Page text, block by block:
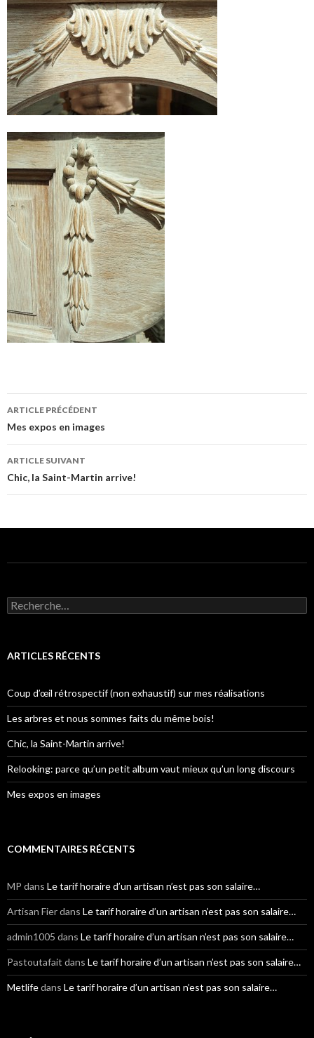
Navigation
de
l’article
ARTICLE PRÉCÉDENT
Mes expos en images
ARTICLE SUIVANT
Chic, la Saint-Martin arrive!
R
e
e
h
e
r
:
ARTICLES RÉCENTS
Coup d’œil rétrospectif (non exhaustif) sur mes réalisations
Les arbres et nous sommes faits du même bois!
Chic, la Saint-Martin arrive!
Relooking: parce qu’un petit album vaut mieux qu’un long discours
Mes expos en images
COMMENTAIRES RÉCENTS
MP dans Le tarif horaire d’un artisan n’est pas son salaire…
Artisan Fierdans Le tarif horaire d’un artisan n’est pas son salaire…
admin1005 dans Le tarif horaire d’un artisan n’est pas son salaire…
Pastoutafait dans Le tarif horaire d’un artisan n’est pas son salaire…
Metlifedans Le tarif horaire d’un artisan n’est pas son salaire…